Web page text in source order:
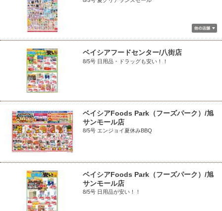
ベイシアフードセンター/八街店
8/5号 日用品・ドラッグも安い！！
ベイシアFoods Park（フーズパーク）/旭
サンモール店
8/5号 エンジョイ夏休みBBQ
ベイシアFoods Park（フーズパーク）/旭
サンモール店
8/5号 日用品が安い！！